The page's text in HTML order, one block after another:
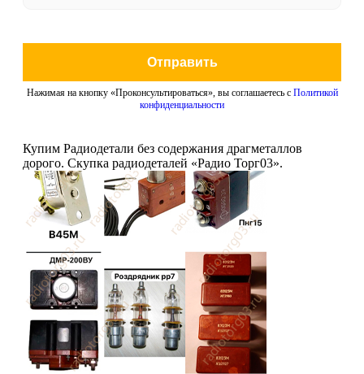
Отправить
Нажимая на кнопку «Проконсультироваться», вы соглашаетесь с Политикой
конфиденциальности
Купим Радиодетали без содержания драгметаллов
дорого. Скупка радиодеталей «Радио Торг03».